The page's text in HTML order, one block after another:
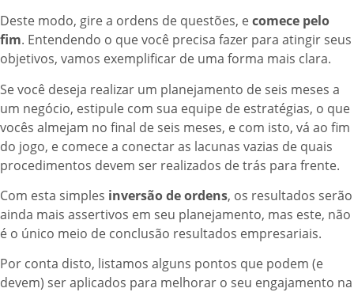
Deste modo, gire a ordens de questões, ecomece pelo
fim. Entendendo o que você precisa fazer para atingir seus
objetivos, vamos exemplificar de uma forma mais clara.
Se você deseja realizar um planejamento de seis meses a
um negócio, estipule com sua equipe de estratégias, o que
vocês almejam no final de seis meses, e com isto, vá ao fim
do jogo, e comece a conectar as lacunas vazias de quais
procedimentos devem ser realizados de trás para frente.
Com esta simples inversão de ordens, os resultados serão
ainda mais assertivos em seu planejamento, mas este, não
é o único meio de conclusão resultados empresariais.
Por conta disto, listamos alguns pontos que podem (e
devem) ser aplicados para melhorar o seu engajamento na